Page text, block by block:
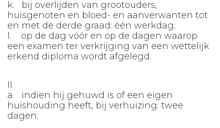
k. bij overlijden van grootouders,
huisgenoten en bloed- en aanverwanten tot
en met de derde graad: één werkdag;
l. op de dag vóór en op de dagen waarop
een examen ter verkrijging van een wettelijk
erkend diploma wordt afgelegd.
II.
a. indien hij gehuwd is of een eigen
huishouding heeft, bij verhuizing: twee
dagen;